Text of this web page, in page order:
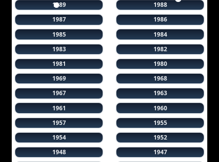
1989
1988
1987
1986
1985
1984
1983
1982
1981
1980
1969
1968
1967
1963
1961
1960
1957
1955
1954
1952
1948
1947